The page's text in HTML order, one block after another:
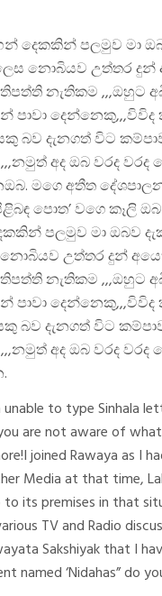
දෙකකින් පලමුව මා
නොබියව උත්තර දුන්
නැතිකම ,,,ඔහුට
පාවා
බව දැනගත් විට
අද ඔබ වරද වරද
මගෙ අතීත
පොත’ වගෙ කෑලි
පලමුව මා ඔබව
උත්තර දුන්
නැතිකම ,,,ඔහුට
පාවා
බව දැනගත් විට
අද ඔබ වරද වරද
to type Sinhala
are not aware of
joined Rawaya as I
Media at that time,
its premises in that
TV and Radio
Sakshiyak that I
named ‘Nidahas” do